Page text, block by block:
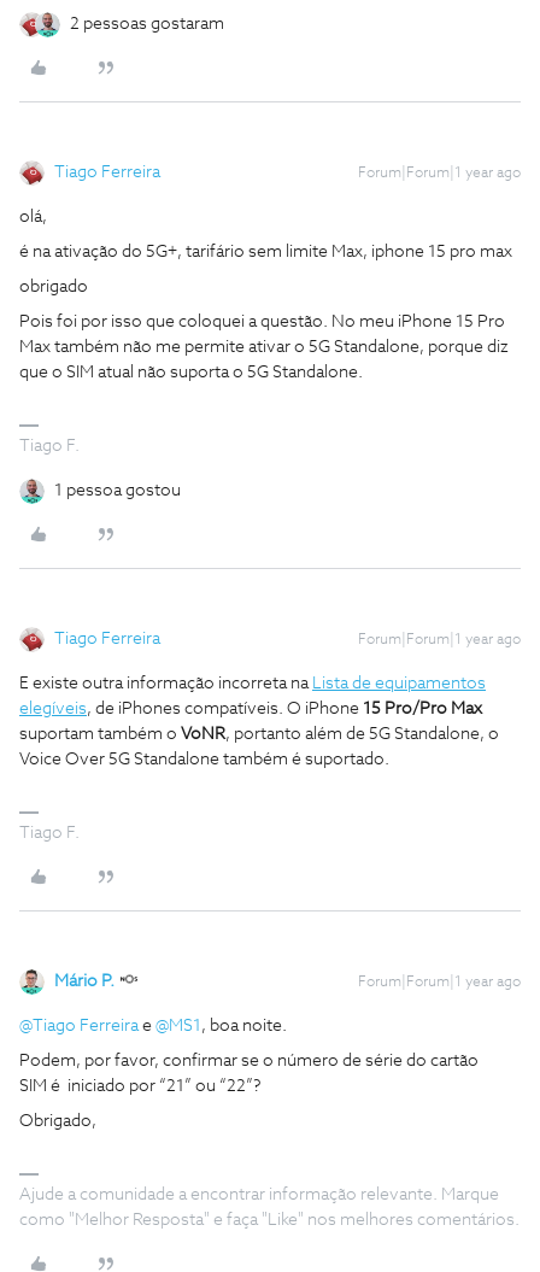
2 pessoas gostaram
Tiago Ferreira Forum|Forum|1 year ago
olá,
é na ativação do 5G+, tarifário sem limite Max, iphone 15 pro max
obrigado
Pois foi por isso que coloquei a questão. No meu iPhone 15 Pro
Max também não me permite ativar o 5G Standalone, porque diz
que o SIM atual não suporta o 5G Standalone.
Tiago F.
1 pessoa gostou
Tiago Ferreira Forum|Forum|1 year ago
E existe outra informação incorreta na
Lista de equipamentos
elegíveis, de iPhones compatíveis. O iPhone 15 Pro/Pro Max
suportam também o VoNR, portanto além de 5G Standalone, o
Voice Over 5G Standalone também é suportado.
Tiago F.
Mário P. Forum|Forum|1 year ago
@Tiago Ferreira e ​ @MS1 , boa noite.
Podem, por favor, confirmar se o número de série do cartão
SIM é iniciado por “21” ou “22”?
Obrigado,
Ajude a comunidade a encontrar informação relevante. Marque
como "Melhor Resposta" e faça "Like" nos melhores comentários.